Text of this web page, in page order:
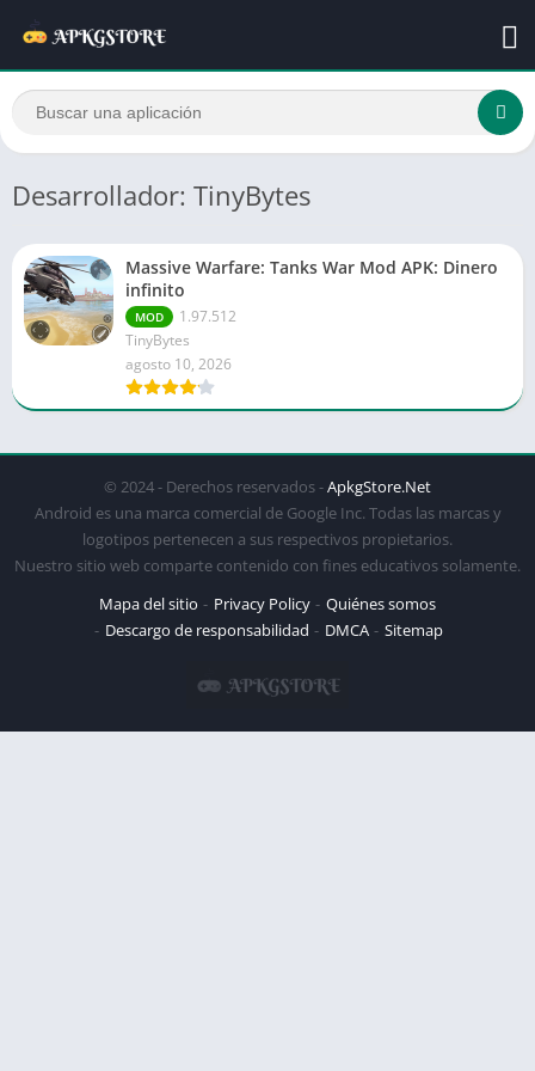
Desarrollador: TinyBytes
Massive Warfare: Tanks War Mod APK: Dinero
infinito
MOD
1.97.512
TinyBytes
agosto 10, 2026
© 2024 - Derechos reservados -ApkgStore.Net
Android es una marca comercial de Google Inc. Todas las marcas y
logotipos pertenecen a sus respectivos propietarios.
Nuestro sitio web comparte contenido con fines educativos solamente.
Mapa del sitio
Privacy Policy
Quiénes somos
Descargo de responsabilidad
DMCA Sitemap